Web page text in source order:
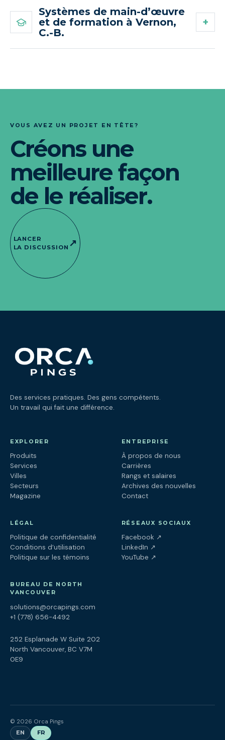
Systèmes de main-d’œuvre
et de formation à Vernon,
C.-B.
VOUS AVEZ UN PROJET EN TÊTE?
Créons une
meilleure façon
de le réaliser.
LANCER
LA DISCUSSION ↗
Des services pratiques. Des gens compétents.
Un travail qui fait une différence.
EXPLORER
Produits
Services
Villes
Secteurs
Magazine
ENTREPRISE
À propos de nous
Carrières
Rangs et salaires
Archives des nouvelles
Contact
LÉGAL
Politique de confidentialité
Conditions d’utilisation
Politique sur les témoins
RÉSEAUX SOCIAUX
Facebook ↗(ouvre dans un
LinkedIn ↗(ouvre dans un
YouTube ↗(ouvre dans un
BUREAU DE NORTH
VANCOUVER
solutions@orcapings.com
+1 (778) 656-4492
252 Esplanade W Suite 202
North Vancouver, BC V7M
0E9
© 2026 Orca Pings
EN FR